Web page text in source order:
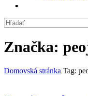
Značka:
Domovská stránka Tag: